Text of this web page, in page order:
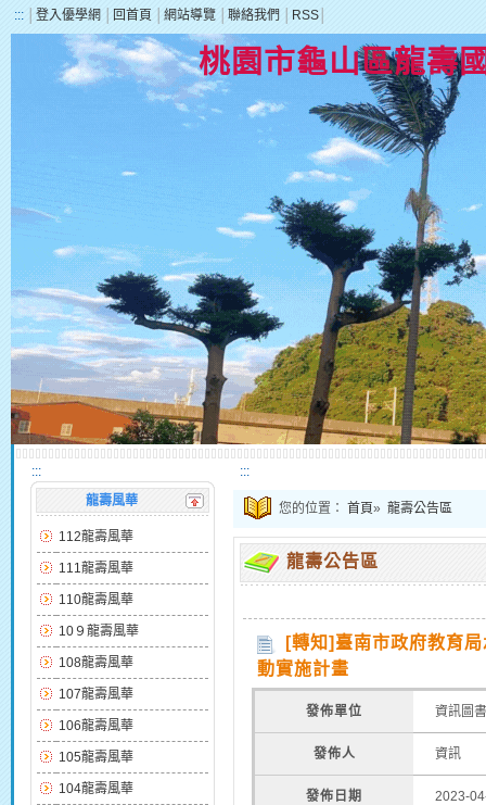
::: 登入優學網 回首頁 網站導覽 聯絡我們 RSS
桃園市龜山區龍壽
:::
龍壽風華
112龍壽風華
111龍壽風華
110龍壽風華
10９龍壽風華
108龍壽風華
107龍壽風華
106龍壽風華
105龍壽風華
104龍壽風華
:::
您的位置： 首頁» 龍壽公告區
龍壽公告區
[轉知]臺南市政府教育
動實施計畫
發佈單位 資訊圖書
發佈人 資訊
發佈日期 2023-